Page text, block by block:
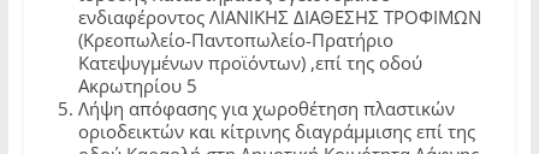
ενδιαφέροντος ΛΙΑΝΙΚΗΣ ΔΙΑΘΕΣΗΣ ΤΡΟΦΙΜΩΝ
(Κρεοπωλείο-Παντοπωλείο-Πρατήριο
Κατεψυγμένων προϊόντων) ,επί της οδού
Ακρωτηρίου 5
Λήψη απόφασης για χωροθέτηση πλαστικών
οριοδεικτών και κίτρινης διαγράμμισης επί της